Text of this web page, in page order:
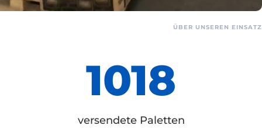
ÜBER UNSEREN EINSATZ
1018
versendete Paletten